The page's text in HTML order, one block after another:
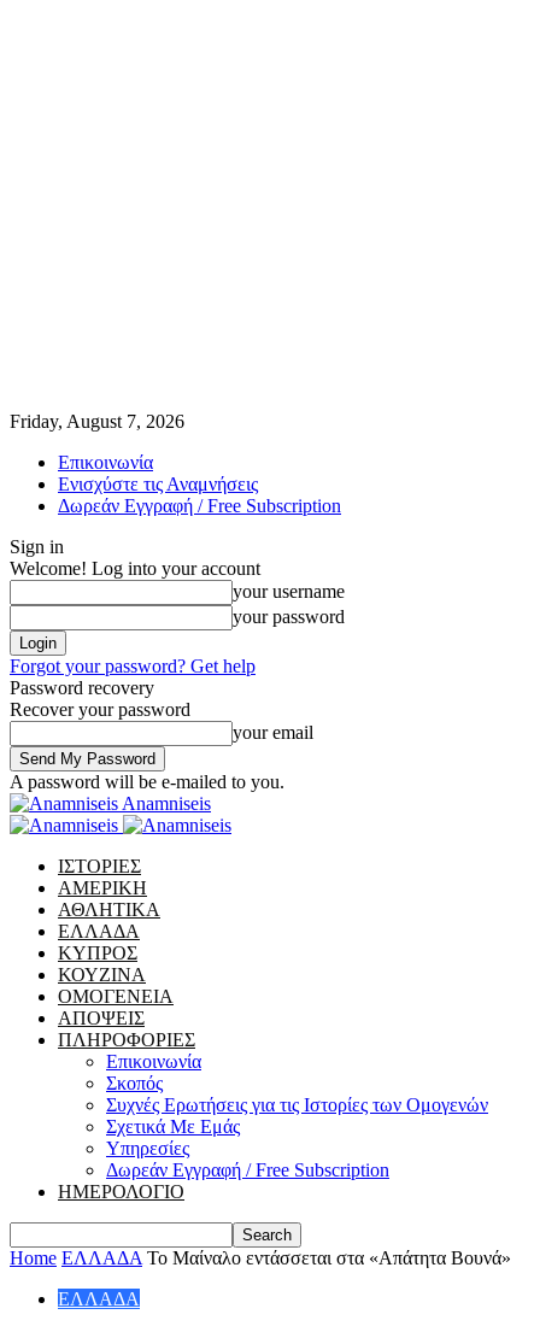
Friday, August 7, 2026
Επικοινωνία
Ενισχύστε τις Αναμνήσεις
Δωρεάν Εγγραφή / Free Subscription
Sign in
Welcome! Log into your account
your username
your password
Forgot your password? Get help
Password recovery
Recover your password
your email
A password will be e-mailed to you.
Anamniseis
ΙΣΤΟΡΙΕΣ
ΑΜΕΡΙΚΗ
ΑΘΛΗΤΙΚΑ
ΕΛΛΑΔΑ
ΚΥΠΡΟΣ
ΚΟΥΖΙΝΑ
ΟΜΟΓΕΝΕΙΑ
ΑΠΟΨΕΙΣ
ΠΛΗΡΟΦΟΡΙΕΣ
Επικοινωνία
Σκοπός
Συχνές Ερωτήσεις για τις Ιστορίες των Ομογενών
Σχετικά Με Εμάς
Υπηρεσίες
Δωρεάν Εγγραφή / Free Subscription
ΗΜΕΡΟΛΟΓΙΟ
Home ΕΛΛΑΔΑ Το Μαίναλο εντάσσεται στα «Απάτητα Βουνά»
ΕΛΛΑΔΑ